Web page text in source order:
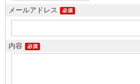
メールアドレス
内容